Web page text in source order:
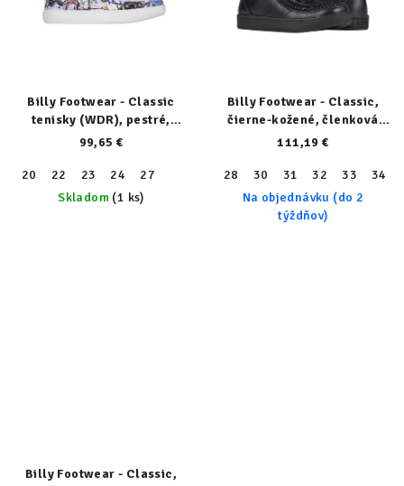
Billy Footwear - Classic
tenisky (WDR), pestré,
23153-199-W
99,65 €
20 22 23 24
27
Skladom (1 ks)
Billy Footwear - Classic,
čierne-kožené, členková
obuv 21300-002-normal
111,19 €
28 30 31 32 33 34
Na objednávku (do 2
týždňov)
Billy Footwear - Classic,